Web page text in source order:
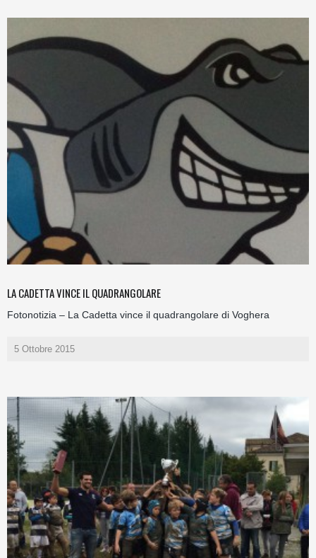
LA CADETTA VINCE IL QUADRANGOLARE
Fotonotizia – La Cadetta vince il quadrangolare di Voghera
5 Ottobre 2015